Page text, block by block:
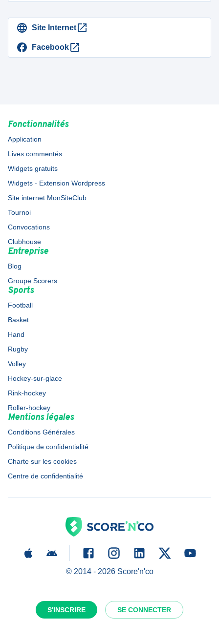
S'INSCRIRE SE CONNECTER
Site Internet
Facebook
Fonctionnalités
Application
Lives commentés
Widgets gratuits
Widgets - Extension Wordpress
Site internet MonSiteClub
Tournoi
Convocations
Clubhouse
Entreprise
Blog
Groupe Scorers
Sports
Football
Basket
Hand
Rugby
Volley
Hockey-sur-glace
Rink-hockey
Roller-hockey
Mentions légales
Conditions Générales
Politique de confidentialité
Charte sur les cookies
Centre de confidentialité
© 2014 - 2026Score'n'co